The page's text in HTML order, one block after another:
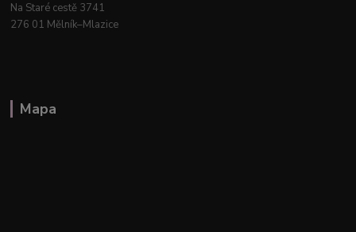
Na Staré cestě 3741
276 01 Mělník–Mlazice
Mapa